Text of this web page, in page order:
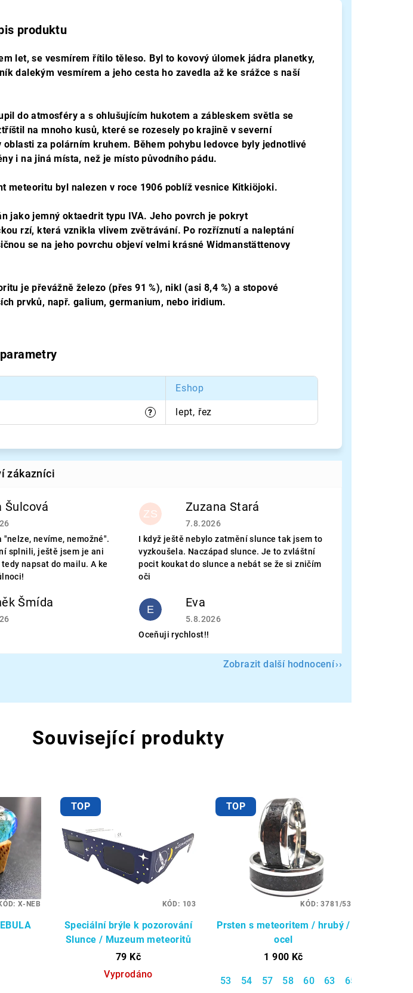
produktu
let, se vesmírem řítilo těleso. Byl to kovový úlomek jádra planetky,
dalekým vesmírem a jeho cesta ho zavedla až ke srážce s naší
do atmosféry a s ohlušujícím hukotem a zábleskem světla se
na mnoho kusů, které se rozesely po krajině v severní
oblasti za polárním kruhem. Během pohybu ledovce byly jednotlivé
i na jiná místa, než je místo původního pádu.
meteoritu byl nalezen v roce 1906 poblíž vesnice Kitkiöjoki.
jako jemný oktaedrit typu IVA. Jeho povrch je pokryt
rzí, která vznikla vlivem zvětrávání. Po rozříznutí a naleptání
se na jeho povrchu objeví velmi krásné Widmanstättenovy
je převážně železo (přes 91 %), nikl (asi 8,4 %) a stopové
prvků, např. galium, germanium, nebo iridium.
Eshop
? lept, řez
Šulcová
obchodu je 5 z 5 hvězdiček.
"nelze, nevíme, nemožné".
splnili, ještě jsem je ani
napsat do mailu. A ke
ZS Zuzana Stará
Hodnocení obchodu je 5 z 5 hvězdiček.
7.8.2026
I když ještě nebylo zatmění slunce tak jsem to
vyzkoušela. Naczápad slunce. Je to zvláštní
pocit koukat do slunce a nebát se že si zničím
oči
Šmída
obchodu je 5 z 5 hvězdiček. E Eva
Hodnocení obchodu je 5 z 5 hvězdiček.
5.8.2026
Oceňuji rychlost!!
Zobrazit další hodnocení
Související produkty
X-NEB
TOP
Speciální brýle k pozorování
Slunce / Muzeum meteoritů
79 Kč
Vyprodáno
KÓD: 103
TOP
Prsten s meteoritem / hrubý /
ocel
1 900 Kč
53 54 57 58 60 63 65
KÓD:3781/53